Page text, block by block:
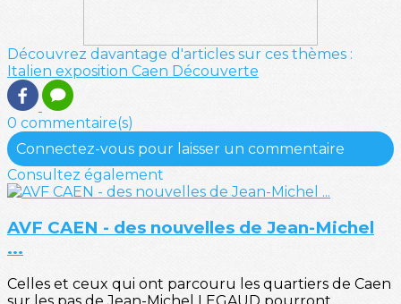
Découvrez davantage d'articles sur ces thèmes :
Italien exposition Caen Découverte
0 commentaire(s)
Connectez-vous pour laisser un commentaire
Consultez également
AVF CAEN - des nouvelles de Jean-Michel
...
Celles et ceux qui ont parcouru les quartiers de Caen